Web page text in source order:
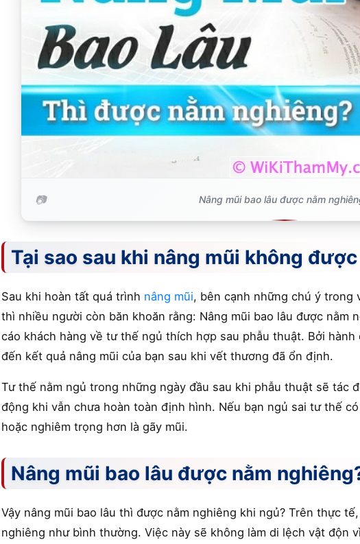
Nâng mũi bao lâu được nằm
Tại sao sau khi nâng mũi không
Sau khi hoàn tất quá trình nâng mũi, bên cạnh những chú ý trong
thì nhiều người còn băn khoăn rằng: Nâng mũi bao lâu được nằm
cáo khách hàng về tư thế ngủ thích hợp sau phẫu thuật. Bởi
đến kết quả nâng mũi của bạn sau khi vết thương đã ổn định.
Tư thế nằm ngủ trong những ngày đầu sau khi phẫu thuật sẽ tác
động khi vẫn chưa hoàn toàn định hình. Nếu bạn ngủ sai tư thế
hoặc nghiêm trọng hơn là gãy mũi.
Nâng mũi bao lâu được nằm
Vậy nâng mũi bao lâu thì được nằm nghiêng khi ngủ? Trên thực
nghiêng như bình thường. Việc này sẽ không làm di lệch vật độn